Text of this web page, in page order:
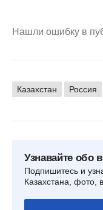
Нашли ошибку в
Казахстан Россия
Узнавайте обо
Подпишитесь и
Казахстана, фото,